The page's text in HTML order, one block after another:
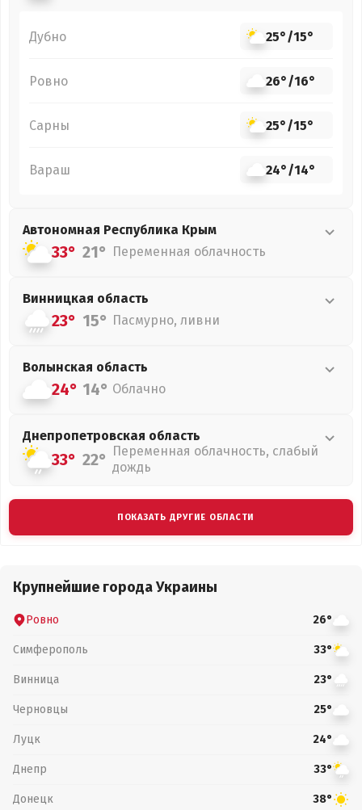
Дубно 25°/15°
Ровно 26°/16°
Сарны 25°/15°
Вараш 24°/14°
Автономная Республика Крым
33° 21° Переменная облачность
Винницкая область
23° 15° Пасмурно, ливни
Волынская область
24° 14° Облачно
Днепропетровская область
33° 22° Переменная облачность, слабый
дождь
ПОКАЗАТЬ ДРУГИЕ ОБЛАСТИ
Крупнейшие города Украины
Ровно 26°
Симферополь 33°
Винница 23°
Черновцы 25°
Луцк 24°
Днепр 33°
Донецк 38°